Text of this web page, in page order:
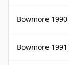
Bowmore
Bowmore